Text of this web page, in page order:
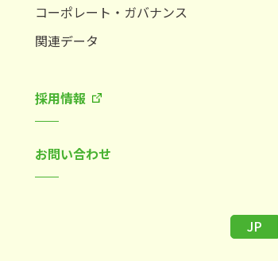
コーポレート・ガバナンス
関連データ
採用情報
お問い合わせ
JP